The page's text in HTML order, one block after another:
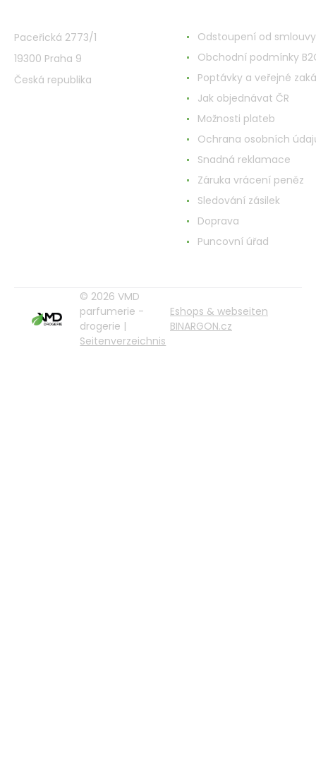
Paceřická 2773/1
19300 Praha 9
Česká republika
Odstoupení od smlouvy
Obchodní podmínky
Poptávky a veřejné
Jak objednávat ČR
Možnosti plateb
Ochrana osobních
Snadná reklamace
Záruka vrácení peněz
Sledování zásilek
Doprava
Puncovní úřad
© 2026 VMD
parfumerie -
drogerie |
Seitenverzeichnis
Eshops & webseiten
BINARGON.cz